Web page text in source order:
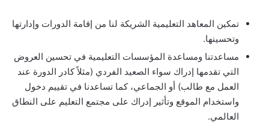
تمكين المعاهد التعليمية الشريكة لنا من إقامة الدورات وإدارتها
وتحسينها.
مساعدتنا ومساعدة المؤسسات التعليمية في تحسين العروض
التي تقدمها إدراك سواء الصعيد الفردي (مثلاً كادر الدورة عند
العمل مع طالب) أو الجماعي، كما تساعدنا في تقييم دخول
واستخدام الموقع وتأثير إدراك على مجتمع التعليم على النطاق
العالمي.